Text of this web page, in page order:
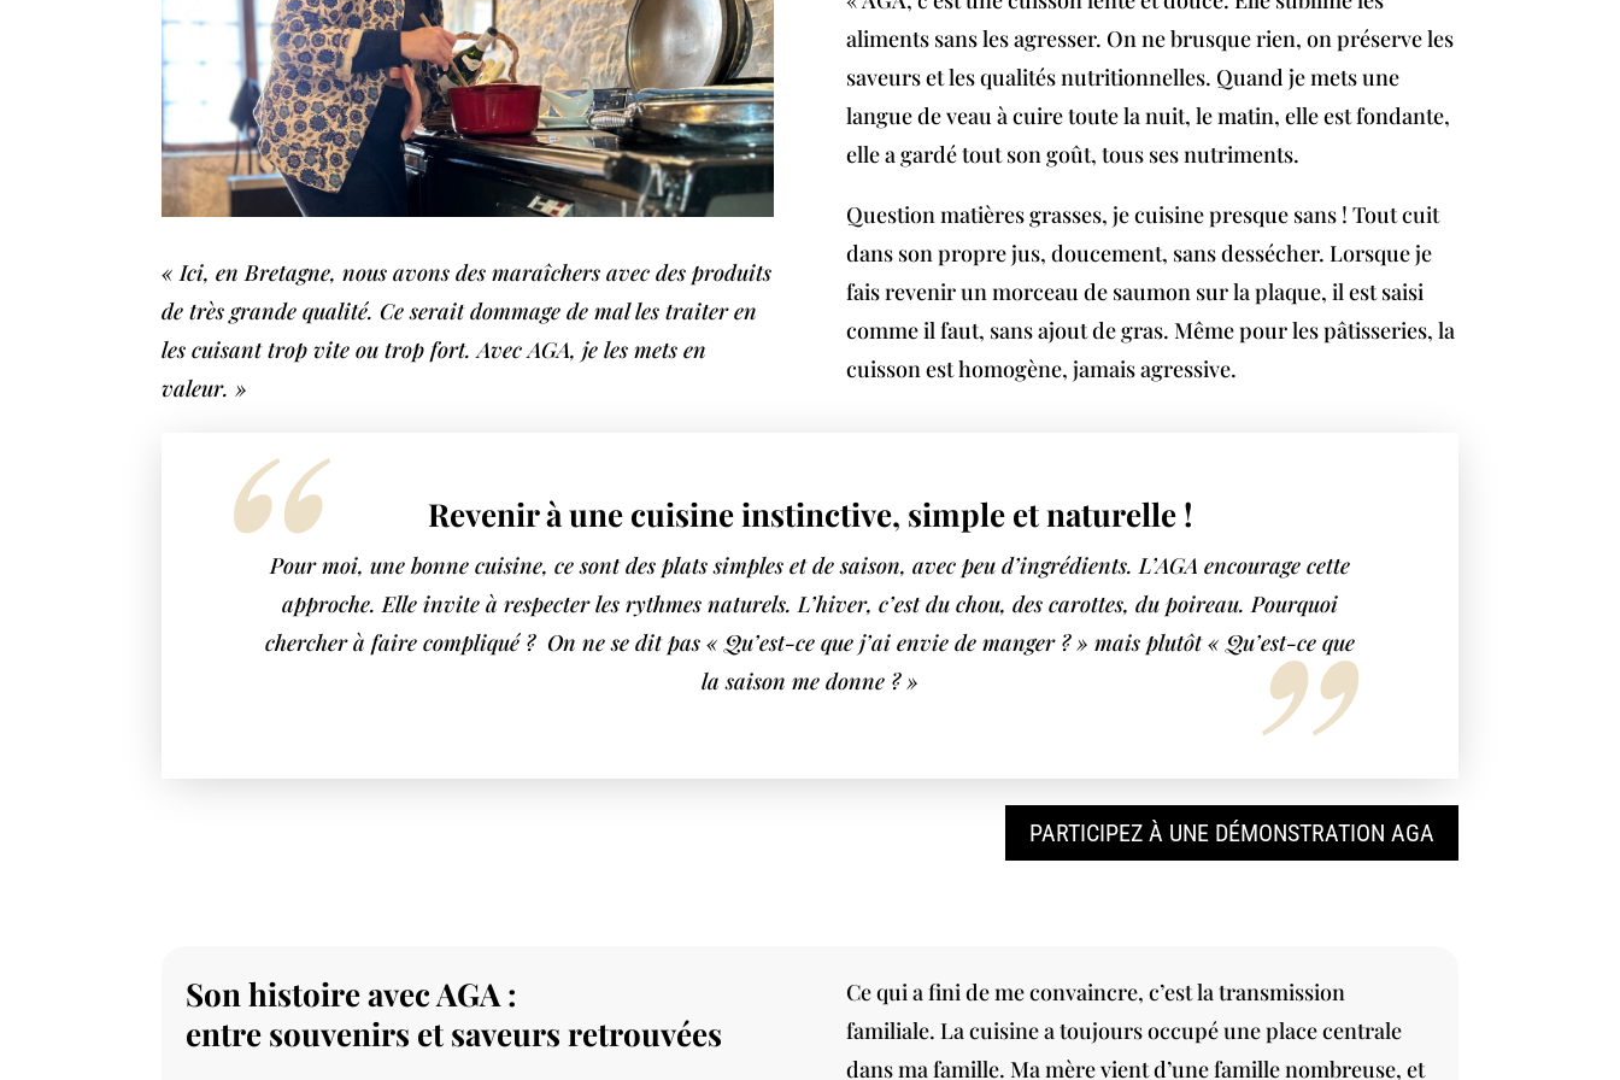
« Ici, en Bretagne, nous avons des maraîchers avec des produits
de très grande qualité. Ce serait dommage de mal les traiter en
les cuisant trop vite ou trop fort. Avec AGA, je les mets en
valeur. »
aliments sans les agresser. On ne brusque rien, on préserve les
saveurs et les qualités nutritionnelles. Quand je mets une
langue de veau à cuire toute la nuit, le matin, elle est fondante,
elle a gardé tout son goût, tous ses nutriments.
Question matières grasses, je cuisine presque sans ! Tout cuit
dans son propre jus, doucement, sans dessécher. Lorsque je
fais revenir un morceau de saumon sur la plaque, il est saisi
comme il faut, sans ajout de gras. Même pour les pâtisseries, la
cuisson est homogène, jamais agressive.
Revenir à une cuisine instinctive, simple et naturelle !
Pour moi, une bonne cuisine, ce sont des plats simples et de saison, avec peu d’ingrédients. L’AGA encourage cette
approche. Elle invite à respecter les rythmes naturels. L’hiver, c’est du chou, des carottes, du poireau. Pourquoi
chercher à faire compliqué ? On ne se dit pas « Qu’est-ce que j’ai envie de manger ? » mais plutôt « Qu’est-ce que
la saison me donne ? »
PARTICIPEZ À UNE DÉMONSTRATION AGA
Son histoire avec AGA :
entre souvenirs et saveurs retrouvées
Ce qui a fini de me convaincre, c’est la transmission
familiale. La cuisine a toujours occupé une place centrale
dans ma famille. Ma mère vient d’une famille nombreuse, et